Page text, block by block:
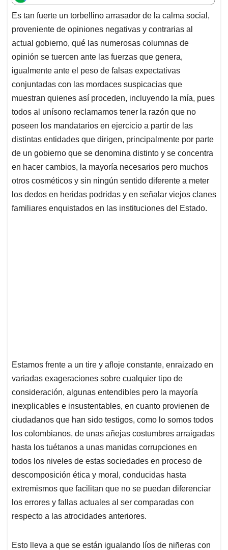
t
s
A
p
p
e
b
o
o
k
k
e
d
I
n
i
l
e
a
d
s
Es tan fuerte un torbellino arrasador de la calma social,
proveniente de opiniones negativas y contrarias al
actual gobierno, qué las numerosas columnas de
opinión se tuercen ante las fuerzas que genera,
igualmente ante el peso de falsas expectativas
conjuntadas con las mordaces suspicacias que
muestran quienes así proceden, incluyendo la mía, pues
todos al unísono reclamamos tener la razón que no
poseen los mandatarios en ejercicio a partir de las
distintas entidades que dirigen, principalmente por parte
de un gobierno que se denomina distinto y se concentra
en hacer cambios, la mayoría necesarios pero muchos
otros cosméticos y sin ningún sentido diferente a meter
los dedos en heridas podridas y en señalar viejos clanes
familiares enquistados en las instituciones del Estado.
Estamos frente a un tire y afloje constante, enraizado en
variadas exageraciones sobre cualquier tipo de
consideración, algunas entendibles pero la mayoría
inexplicables e insustentables, en cuanto provienen de
ciudadanos que han sido testigos, como lo somos todos
los colombianos, de unas añejas costumbres arraigadas
hasta los tuétanos a unas manidas corrupciones en
todos los niveles de estas sociedades en proceso de
descomposición ética y moral, conducidas hasta
extremismos que facilitan que no se puedan diferenciar
los errores y fallas actuales al ser comparadas con
respecto a las atrocidades anteriores.
Esto lleva a que se están igualando líos de niñeras con